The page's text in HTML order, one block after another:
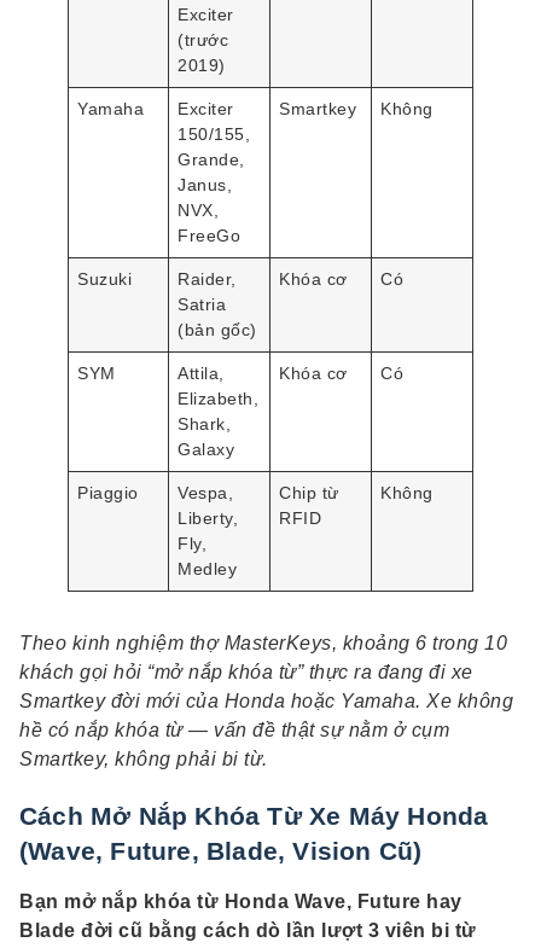
Exciter
(trước
2019)
Yamaha
Exciter
150/155,
Grande,
Janus,
NVX,
FreeGo
Smartkey Không
Suzuki
Raider,
Satria
(bản gốc)
Khóa cơ Có
SYM
Attila,
Elizabeth,
Shark,
Galaxy
Khóa cơ Có
Piaggio
Vespa,
Liberty,
Fly,
Medley
Chip từ
RFID
Không
Theo kinh nghiệm thợ MasterKeys, khoảng 6 trong 10
khách gọi hỏi “mở nắp khóa từ” thực ra đang đi xe
Smartkey đời mới của Honda hoặc Yamaha. Xe không
hề có nắp khóa từ — vấn đề thật sự nằm ở cụm
Smartkey, không phải bi từ.
Cách Mở Nắp Khóa Từ Xe Máy Honda
(Wave, Future, Blade, Vision Cũ)
Bạn mở nắp khóa từ Honda Wave, Future hay
Blade đời cũ bằng cách dò lần lượt 3 viên bi từ